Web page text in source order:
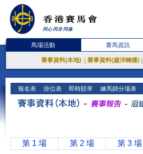
馬場活動 賽馬資訊
賽事資料(本地) 賽事資料(越洋轉播)
報名表 排位表 即時賠率 練馬師分場表
第 1 場 第 2 場 第 3 場